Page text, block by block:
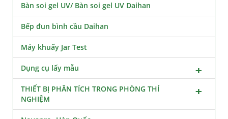
Bàn soi gel UV/ Bàn soi gel UV Daihan
Bếp đun bình cầu Daihan
Máy khuấy Jar Test
Dụng cụ lấy mẫu
THIẾT BỊ PHÂN TÍCH TRONG PHÒNG THÍ
NGHIỆM